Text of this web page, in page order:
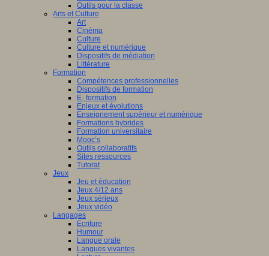
Outils pour la classe
Arts et Culture
Art
Cinéma
Culture
Culture et numérique
Dispositifs de médiation
Littérature
Formation
Compétences professionnelles
Dispositifs de formation
E- formation
Enjeux et évolutions
Enseignement supérieur et numérique
Formations hybrides
Formation universitaire
Mooc’s
Outils collaboratifs
Sites ressources
Tutorat
Jeux
Jeu et éducation
Jeux 4/12 ans
Jeux sérieux
Jeux vidéo
Langages
Ecriture
Humour
Langue orale
Langues vivantes